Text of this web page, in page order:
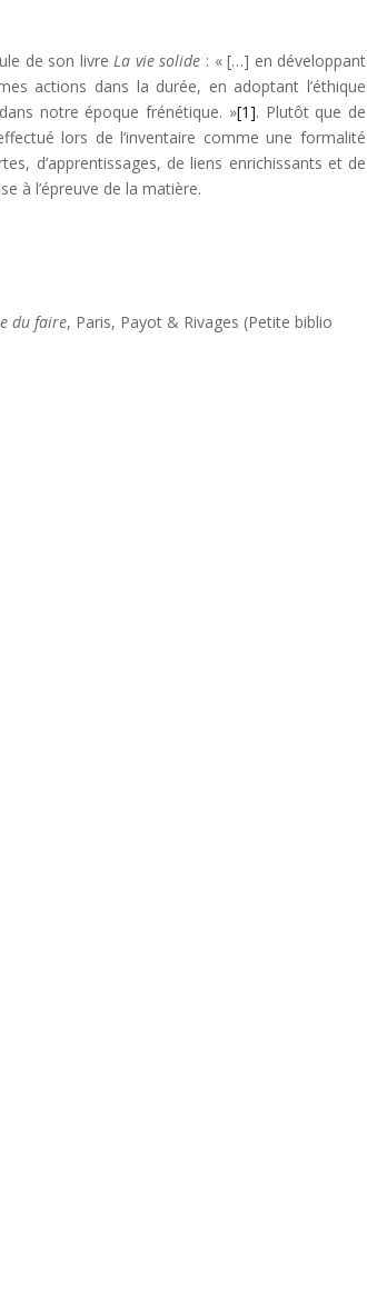
de son livreLa vie solide : « […] en développant
actions dans la durée, en adoptant l’éthique
notre époque frénétique. »[1]. Plutôt que de
lors de l’inventaire comme une formalité
d’apprentissages, de liens enrichissants et de
à l’épreuve de la matière.
du faire, Paris, Payot & Rivages (Petite biblio